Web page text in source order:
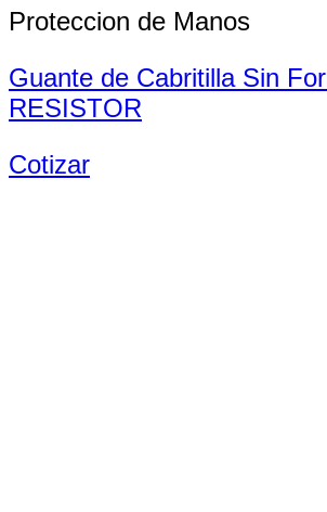
Proteccion de Manos
Guante de Cabritilla Sin
RESISTOR
Cotizar